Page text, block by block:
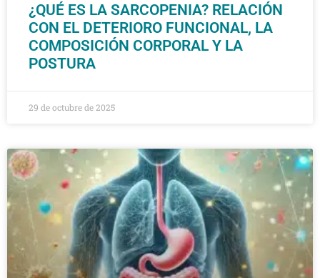
¿QUÉ ES LA SARCOPENIA? RELACIÓN
CON EL DETERIORO FUNCIONAL, LA
COMPOSICIÓN CORPORAL Y LA
POSTURA
29 de octubre de 2025